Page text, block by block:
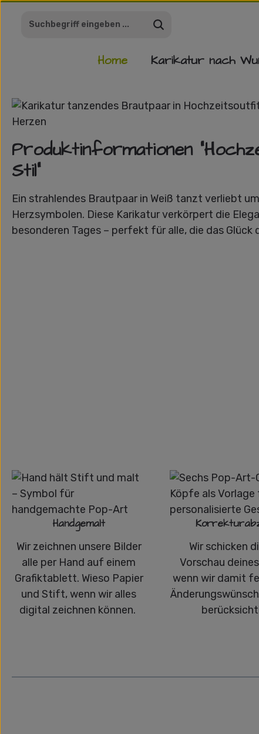
Home Karikatur nach
Bildergalerie überspringen
Produktinformationen
Stil"
Ein strahlendes Brautpaar in Weiß tanzt verliebt
Herzsymbolen. Diese Karikatur verkörpert die
besonderen Tages – perfekt für alle, die das
Handgemalt
Wir zeichnen unsere Bilder
alle per Hand auf einem
Grafiktablett. Wieso Papier
und Stift, wenn wir alles
digital zeichnen können.
Wir schicken
Vorschau
wenn wir damit